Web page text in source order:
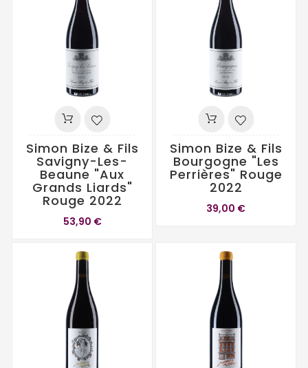
Simon Bize & Fils
Savigny-Les-
Beaune "Aux
Grands Liards"
Rouge 2022
53,90 €
Simon Bize & Fils
Bourgogne "Les
Perrières" Rouge
2022
39,00 €